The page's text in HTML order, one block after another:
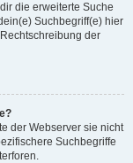
die erweiterte Suche
Suchbegriff(e) hier
der
der Webserver sie nicht
Suchbegriffe